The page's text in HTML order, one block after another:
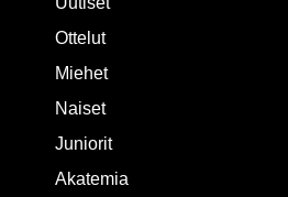
Ottelut
Miehet
Naiset
Juniorit
Akatemia